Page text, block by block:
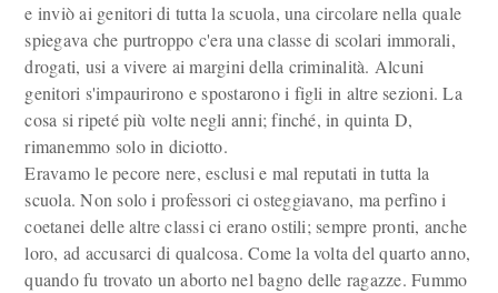
e inviò ai genitori di tutta la scuola, una circolare nella quale
spiegava che purtroppo c'era una classe di scolari immorali,
drogati, usi a vivere ai margini della criminalità. Alcuni
genitori s'impaurirono e spostarono i figli in altre sezioni. La
cosa si ripeté più volte negli anni; finché, in quinta D,
rimanemmo solo in diciotto.
Eravamo le pecore nere, esclusi e mal reputati in tutta la
scuola. Non solo i professori ci osteggiavano, ma perfino i
coetanei delle altre classi ci erano ostili; sempre pronti, anche
loro, ad accusarci di qualcosa. Come la volta del quarto anno,
quando fu trovato un aborto nel bagno delle ragazze. Fummo